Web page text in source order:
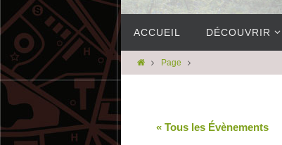
ACCUEIL DÉCOUVRIR
Page
« Tous les Évènements